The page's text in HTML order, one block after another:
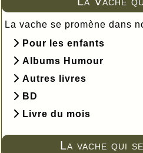
La vache se promène dans
Pour les enfants
Albums Humour
Autres livres
BD
Livre du mois
La vache qui